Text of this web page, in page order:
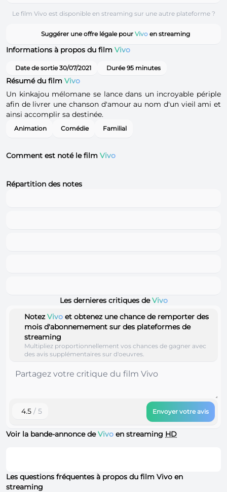
Le film Vivo est disponible en streaming sur une autre plateforme ?
Suggérer une offre légale pour Vivo en streaming
Informations à propos du film Vivo
Date de sortie 30/07/2021 Durée 95 minutes
Résumé du film Vivo
Un kinkajou mélomane se lance dans un incroyable périple
afin de livrer une chanson d'amour au nom d'un vieil ami et
ainsi accomplir sa destinée.
Animation Comédie Familial
Comment est noté le film Vivo
Répartition des notes
Les dernieres critiques deVivo
NotezVivo et obtenez une chance de remporter des
mois d'abonnemement sur des plateformes de
streaming
Multipliez proportionnellement vos chances de gagner avec
des avis supplémentaires sur d'oeuvres.
4.5 / 5 Envoyer votre avis
Voir la bande-annonce deVivo en streaming HD
Les questions fréquentes à propos du film Vivo en
streaming